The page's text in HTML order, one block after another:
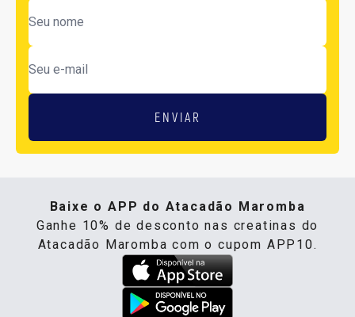
ENVIAR
Baixe o APP do Atacadão Maromba
Ganhe 10% de desconto nas creatinas do
Atacadão Maromba com o cupom APP10.